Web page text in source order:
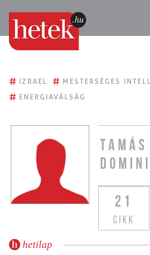
# IZRAEL # MESTERSÉGES
# ENERGIAVÁLSÁG
TAMÁS
21
CIKK
hetilap